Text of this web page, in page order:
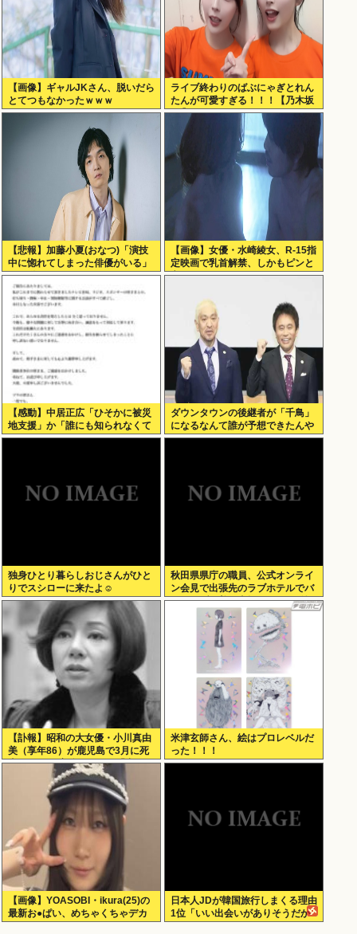
【画像】ギャルJKさん、脱いだら
とてつもなかったｗｗｗ
ライブ終わりのばぶにゃぎとれん
たんが可愛すぎる！！！【乃木坂
46】
【悲報】加藤小夏(おなつ)「演技
中に惚れてしまった俳優がいる」
（※動画あり）
【画像】女優・水崎綾女、R-15指
定映画で乳首解禁、しかもピンと
立ってる
【感動】中居正広「ひそかに被災
地支援」か「誰にも知られなくて
いい」
ダウンタウンの後継者が「千鳥」
になるなんて誰が予想できたんや
独身ひとり暮らしおじさんがひと
りでスシローに来たよ☺
秋田県県庁の職員、公式オンライ
ン会見で出張先のラブホテルでバ
スローブを着て喫煙しながら登場
【訃報】昭和の大女優・小川真由
美（享年86）が鹿児島で3月に死
去していた 実娘が明かす「毒母」
の素顔と空白の晩年
米津玄師さん、絵はプロレベルだ
った！！！
【画像】YOASOBI・ikura(25)の
最新お●ぱい、めちゃくちゃデカ
日本人JDが韓国旅行しまくる理由
1位「いい出会いがありそうだか